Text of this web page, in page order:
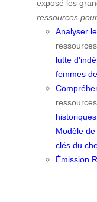
exposé les
ressources
Analyser
lutte
femmes
Modèle
clés du
Émission